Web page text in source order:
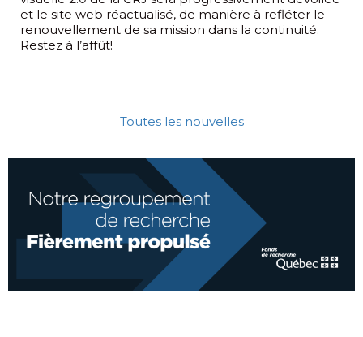
et le site web réactualisé, de manière à refléter le
renouvellement de sa mission dans la continuité.
Restez à l’affût!
Toutes les nouvelles